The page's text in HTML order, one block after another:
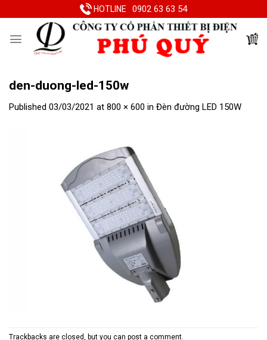
to
HOTLINE 0902 63 63 54
den-duong-led-150w
Published 03/03/2021 at 800 × 600 in Đèn đường LED 150W
Trackbacks are closed, but you can post a comment.